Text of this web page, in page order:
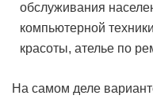
обслуживания
компьютерной
красоты, ателье по
На самом деле